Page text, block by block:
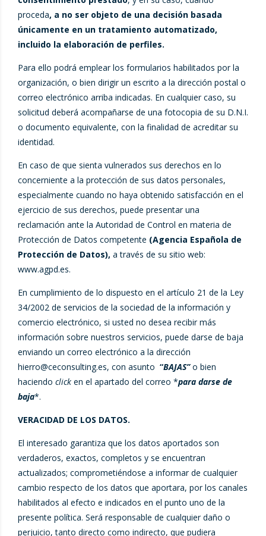
proceda, a no ser objeto de una decisión basada
únicamente en un tratamiento automatizado,
incluido la elaboración de perfiles.
Para ello podrá emplear los formularios habilitados por la
organización, o bien dirigir un escrito a la dirección postal o
correo electrónico arriba indicadas. En cualquier caso, su
solicitud deberá acompañarse de una fotocopia de su D.N.I.
o documento equivalente, con la finalidad de acreditar su
identidad.
En caso de que sienta vulnerados sus derechos en lo
concerniente a la protección de sus datos personales,
especialmente cuando no haya obtenido satisfacción en el
ejercicio de sus derechos, puede presentar una
reclamación ante la Autoridad de Control en materia de
Protección de Datos competente (Agencia Española de
Protección de Datos), a través de su sitio web:
www.agpd.es.
En cumplimiento de lo dispuesto en el artículo 21 de la Ley
34/2002 de servicios de la sociedad de la información y
comercio electrónico, si usted no desea recibir más
información sobre nuestros servicios, puede darse de baja
enviando un correo electrónico a la dirección
hierro@ceconsulting.es, con asunto “BAJAS”o bien
haciendo click en el apartado del correo *para darse de
baja*.
VERACIDAD DE LOS DATOS.
El interesado garantiza que los datos aportados son
verdaderos, exactos, completos y se encuentran
actualizados; comprometiéndose a informar de cualquier
cambio respecto de los datos que aportara, por los canales
habilitados al efecto e indicados en el punto uno de la
presente política. Será responsable de cualquier daño o
perjuicio, tanto directo como indirecto, que pudiera